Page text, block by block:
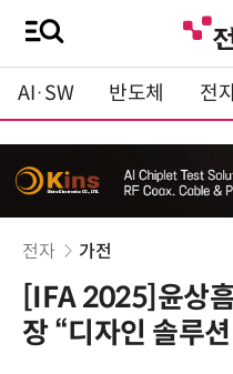
AI·SW 반도체 전
전자 가전
[IFA 2025]윤상
장 “디자인 솔루